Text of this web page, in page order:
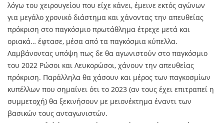
λόγω του χειρουγείου που είχε κάνει, έμεινε εκτός αγώνων
για μεγάλο χρονικό διάστημα και χάνοντας την απευθείας
πρόκριση στο παγκόσμιο πρωτάθλημα έτρεχε μετά και
οριακά… έφτασε, μέσα από τα παγκόσμια κύπελλα.
Λαμβάνοντας υπόψη πως δε θα αγωνιστούν στο παγκόσμιο
του 2022 Ρώσοι και Λευκορώσοι, χάνουν την απευθείας
πρόκριση. Παράλληλα θα χάσουν και μέρος των παγκοσμίων
κυπέλλων που σημαίνει ότι το 2023 (αν τους έχει επιτραπεί η
συμμετοχή) θα ξεκινήσουν με μειονέκτημα έναντι των
βασικών τους ανταγωνιστών.